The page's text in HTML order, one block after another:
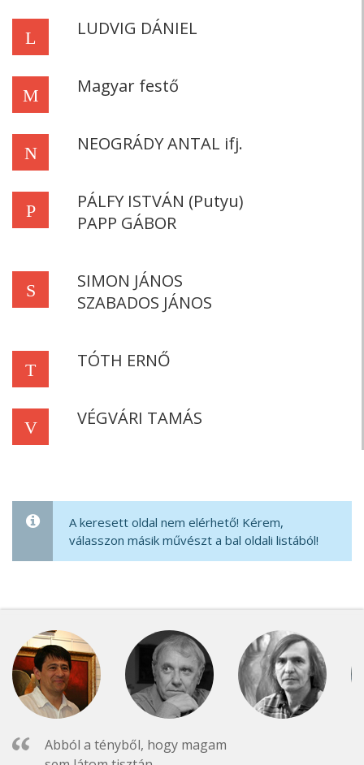
L LUDVIG DÁNIEL
M Magyar festő
N NEOGRÁDY ANTAL ifj.
P
PÁLFY ISTVÁN (Putyu)
PAPP GÁBOR
S
SIMON JÁNOS
SZABADOS JÁNOS
T TÓTH ERNŐ
V VÉGVÁRI TAMÁS
A keresett oldal nem elérhető! Kérem,
válasszon másik művészt a bal oldali listából!
Abból a tényből, hogy magam